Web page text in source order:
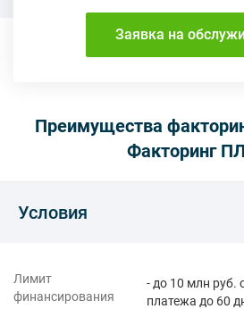
Заявка на
Преимущества
Факторинг
Условия
Лимит
финансирования
- до 10 млн руб.
платежа до 60